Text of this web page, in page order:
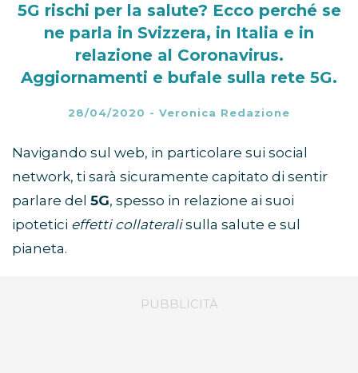
5G rischi per la salute? Ecco perché se
ne parla in Svizzera, in Italia e in
relazione al Coronavirus.
Aggiornamenti e bufale sulla rete 5G.
28/04/2020 - Veronica Redazione
Navigando sul web, in particolare sui social
network, ti sarà sicuramente capitato di sentir
parlare del 5G, spesso in relazione ai suoi
ipotetici effetti collateralisulla salute e sul
pianeta.